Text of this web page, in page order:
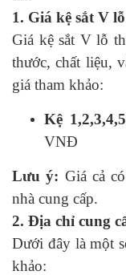
1. Giá kệ sắt V lỗ
Giá kệ sắt V lỗ
thước, chất liệu,
giá tham khảo:
Kệ
VNĐ
Lưu ý: Giá cả
nhà cung cấp.
2. Địa chỉ cung
Dưới đây là một
khảo: